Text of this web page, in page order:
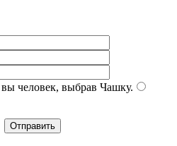
человек, выбрав Чашку.